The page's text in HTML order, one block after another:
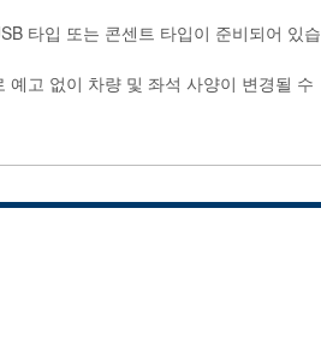
타입 또는 콘센트 타입이 준비되어 있습
예고 없이 차량 및 좌석 사양이 변경될 수